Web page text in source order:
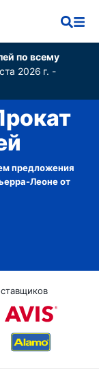
по всему
2026 г. -
предложения
Леоне от